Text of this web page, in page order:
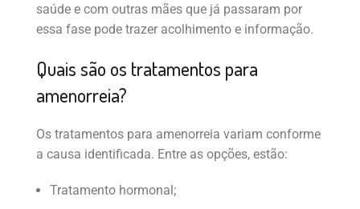
saúde e com outras mães que já passaram por
essa fase pode trazer acolhimento e informação.
Quais são os tratamentos para
amenorreia?
Os tratamentos para amenorreia variam conforme
a causa identificada. Entre as opções, estão:
Tratamento hormonal;